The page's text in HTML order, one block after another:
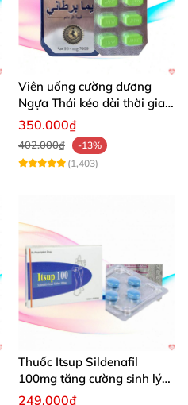
Viên uống cường dương
Ngựa Thái kéo dài thời gian
quan hệ
350.000₫
402.000₫
-13%
(1,403)
Thuốc Itsup Sildenafil
100mg tăng cường sinh lý
kéo dài thời gian cho nam
249.000₫